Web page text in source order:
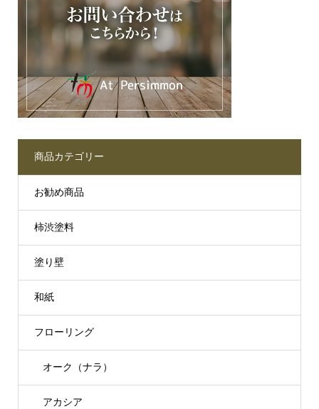
商品カテゴリー
お勧め商品
柿渋塗料
塗り壁
和紙
フローリング
オーク（ナラ）
アカシア